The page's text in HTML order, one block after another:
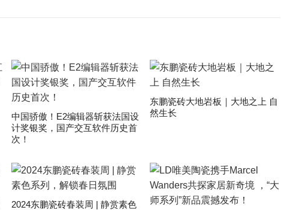
中国骄傲！E2编辑器斩获法国设
计奖银奖，国产交互软件历史首
次！
东鹏瓷砖大地岩板｜大地之上 自
然生长
2024东鹏瓷砖春装周 | 静赏素色